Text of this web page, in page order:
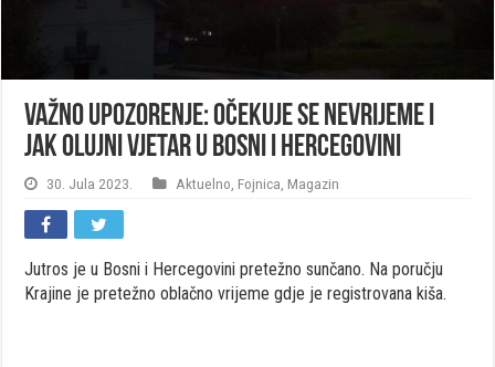
Važno upozorenje: Očekuje se nevrijeme i
jak olujni vjetar u Bosni i Hercegovini
30. Jula 2023. Aktuelno Fojnica Magazin
Jutros je u Bosni i Hercegovini pretežno sunčano. Na poručju
Krajine je pretežno oblačno vrijeme gdje je registrovana kiša.